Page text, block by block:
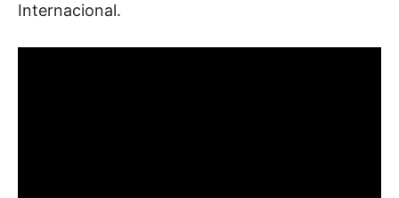
Internacional.